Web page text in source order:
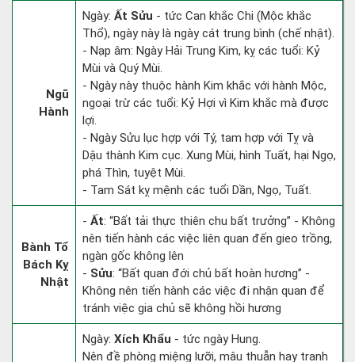
Ngũ
Hành
Ngày: Ất Sửu - tức Can khắc Chi (Mộc khắc
Thổ), ngày này là ngày cát trung bình (chế nhật).
- Nạp âm: Ngày Hải Trung Kim, kỵ các tuổi: Kỷ
Mùi và Quý Mùi.
- Ngày này thuộc hành Kim khắc với hành Mộc,
ngoại trừ các tuổi: Kỷ Hợi vì Kim khắc mà được
lợi.
- Ngày Sửu lục hợp với Tý, tam hợp với Tỵ và
Dậu thành Kim cục. Xung Mùi, hình Tuất, hại Ngọ,
phá Thìn, tuyệt Mùi.
- Tam Sát kỵ mệnh các tuổi Dần, Ngọ, Tuất.
Bành Tổ
Bách Kỵ
Nhật
- Ất: “Bất tải thực thiên chu bất trưởng” - Không
nên tiến hành các việc liên quan đến gieo trồng,
ngàn gốc không lên
- Sửu: “Bất quan đới chủ bất hoàn hương” -
Không nên tiến hành các việc đi nhận quan để
tránh việc gia chủ sẽ không hồi hương
Ngày: Xích Khẩu - tức ngày Hung.
Nên đề phòng miệng lưỡi, mâu thuẫn hay tranh